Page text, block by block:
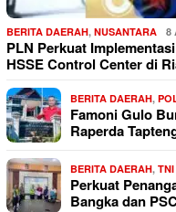
BERITA DAERAH, NUSANTARA 8
PLN Perkuat
HSSE Control Center di
BERITA DAERAH,
Famoni Gulo
Raperda
BERITA DAERAH,
Perkuat
Bangka dan